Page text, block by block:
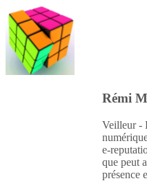
Rémi
Veilleur -
e-
que peut
présence